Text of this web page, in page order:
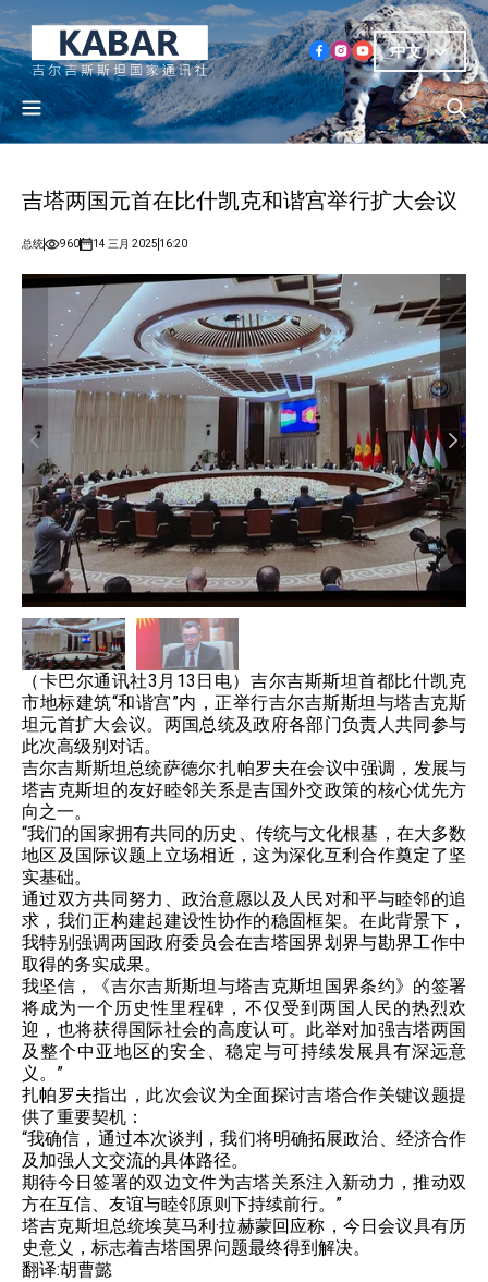
中文
吉塔两国元首在比什凯克和谐宫举行扩大会议
总统 960 14 三月 2025 16:20
（卡巴尔通讯社3月13日电）吉尔吉斯斯坦首都比什凯克
市地标建筑“和谐宫”内，正举行吉尔吉斯斯坦与塔吉克斯
坦元首扩大会议。两国总统及政府各部门负责人共同参与
此次高级别对话。
吉尔吉斯斯坦总统萨德尔·扎帕罗夫在会议中强调，发展与
塔吉克斯坦的友好睦邻关系是吉国外交政策的核心优先方
向之一。
“我们的国家拥有共同的历史、传统与文化根基，在大多数
地区及国际议题上立场相近，这为深化互利合作奠定了坚
实基础。
通过双方共同努力、政治意愿以及人民对和平与睦邻的追
求，我们正构建起建设性协作的稳固框架。在此背景下，
我特别强调两国政府委员会在吉塔国界划界与勘界工作中
取得的务实成果。
我坚信，《吉尔吉斯斯坦与塔吉克斯坦国界条约》的签署
将成为一个历史性里程碑，不仅受到两国人民的热烈欢
迎，也将获得国际社会的高度认可。此举对加强吉塔两国
及整个中亚地区的安全、稳定与可持续发展具有深远意
义。”
扎帕罗夫指出，此次会议为全面探讨吉塔合作关键议题提
供了重要契机：
“我确信，通过本次谈判，我们将明确拓展政治、经济合作
及加强人文交流的具体路径。
期待今日签署的双边文件为吉塔关系注入新动力，推动双
方在互信、友谊与睦邻原则下持续前行。”
塔吉克斯坦总统埃莫马利·拉赫蒙回应称，今日会议具有历
史意义，标志着吉塔国界问题最终得到解决。
翻译:胡曹懿